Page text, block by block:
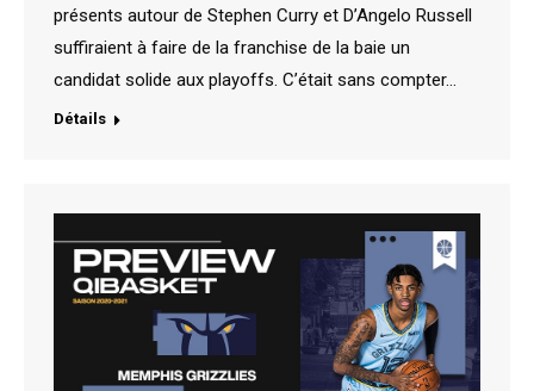
présents autour de Stephen Curry et D’Angelo Russell
suffiraient à faire de la franchise de la baie un
candidat solide aux playoffs. C’était sans compter…
Détails